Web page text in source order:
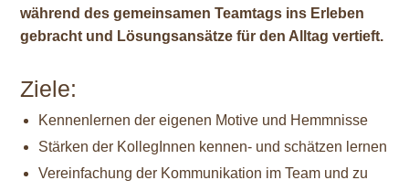
während des gemeinsamen Teamtags ins Erleben
gebracht und Lösungsansätze für den Alltag vertieft.
Ziele:
Kennenlernen der eigenen Motive und Hemmnisse
Stärken der KollegInnen kennen- und schätzen lernen
Vereinfachung der Kommunikation im Team und zu